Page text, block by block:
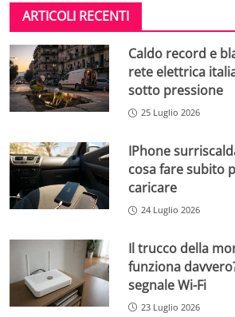
ARTICOLI RECENTI
Caldo record e
rete elettrica
sotto pressione
25 Luglio 2026
IPhone
cosa fare subito
caricare
24 Luglio 2026
Il trucco della
funziona
segnale Wi-Fi
23 Luglio 2026